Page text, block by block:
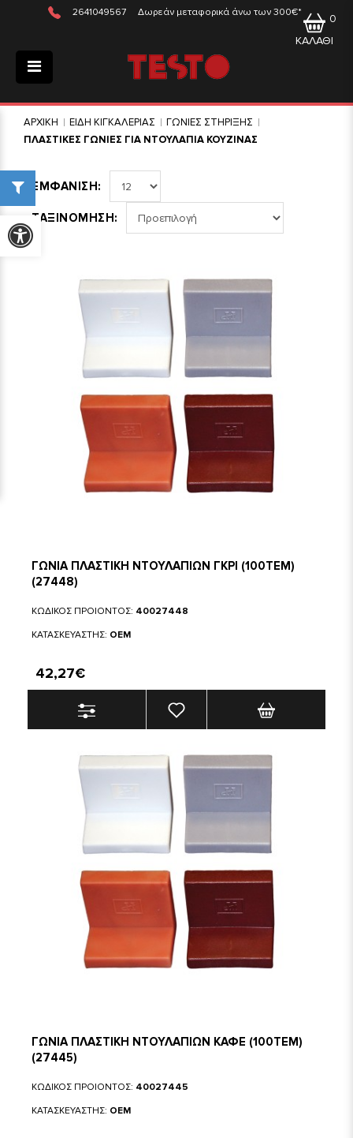
2641049567 Δωρεάν μεταφορικά άνω των 300€*
ΚΑΛΑΘΙ
0
ΑΡΧΙΚΗ ΕΙΔΗ ΚΙΓΚΑΛΕΡΙΑΣ
ΓΩΝΙΕΣ ΣΤΗΡΙΞΗΣ
ΠΛΑΣΤΙΚΕΣ ΓΩΝΙΕΣ ΓΙΑ ΝΤΟΥΛΑΠΙΑ ΚΟΥΖΙΝΑΣ
ΕΜΦΑΝΙΣΗ:
ΤΑΞΙΝΟΜΗΣΗ:
ΓΩΝΙΑ ΠΛΑΣΤΙΚΗ ΝΤΟΥΛΑΠΙΩΝ ΓΚΡΙ (100ΤΕΜ)
(27448)
ΚΩΔΙΚΟΣ ΠΡΟΙΟΝΤΟΣ: 40027448
ΚΑΤΑΣΚΕΥΑΣΤΗΣ: OEM
42,27€
ΓΩΝΙΑ ΠΛΑΣΤΙΚΗ ΝΤΟΥΛΑΠΙΩΝ ΚΑΦΕ (100ΤΕΜ)
(27445)
ΚΩΔΙΚΟΣ ΠΡΟΙΟΝΤΟΣ: 40027445
ΚΑΤΑΣΚΕΥΑΣΤΗΣ: OEM
Προσβασιμότητα